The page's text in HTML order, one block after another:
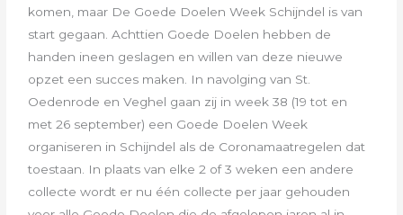
komen, maar De Goede Doelen Week Schijndel is van
start gegaan. Achttien Goede Doelen hebben de
handen ineen geslagen en willen van deze nieuwe
opzet een succes maken. In navolging van St.
Oedenrode en Veghel gaan zij in week 38 (19 tot en
met 26 september) een Goede Doelen Week
organiseren in Schijndel als de Coronamaatregelen dat
toestaan. In plaats van elke 2 of 3 weken een andere
collecte wordt er nu één collecte per jaar gehouden